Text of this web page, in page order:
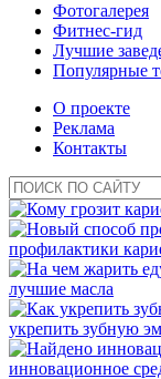
Фотогалерея
Фитнес-гид
Лучшие
Популярные
О проекте
Реклама
Контакты
профилактики
лучшие масла
укрепить зубную
инновационное